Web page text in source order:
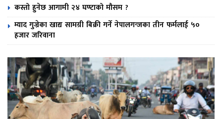
कस्तो हुनेछ आगामी २४ घण्टाको मौसम ?
म्याद गुज्रेका खाद्य सामग्री बिक्री गर्ने नेपालगन्जका तीन फर्मलाई ५०
हजार जरिवाना